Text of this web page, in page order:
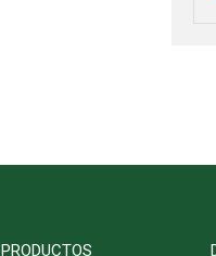
PRODUCTOS